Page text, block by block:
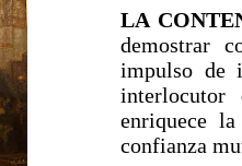
LA
demostrar
impulso de
interlocutor
enriquece
confianza